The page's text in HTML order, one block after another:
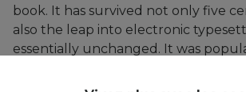
book. It has survived not only five
also the leap into electronic
essentially unchanged. It was
Lorem Ipsum passages, and more